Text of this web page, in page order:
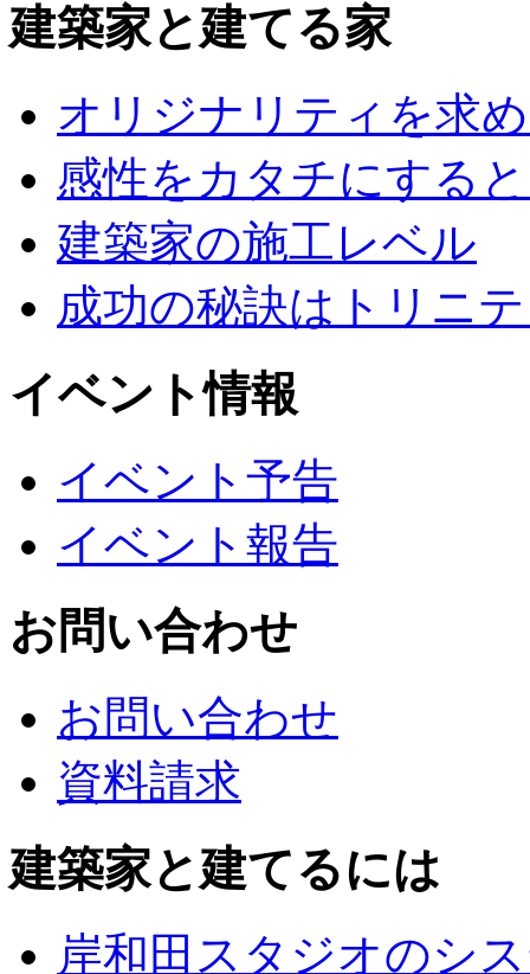
建築家と建てる家
オリジナリティを求
感性をカタチにする
建築家の施工レベル
成功の秘訣はトリニ
イベント情報
イベント予告
イベント報告
お問い合わせ
お問い合わせ
資料請求
建築家と建てるには
岸和田スタジオのシ